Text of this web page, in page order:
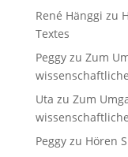
René Hänggi zu
Textes
Peggyzu Zum
Uta zu Zum
Peggyzu Hören